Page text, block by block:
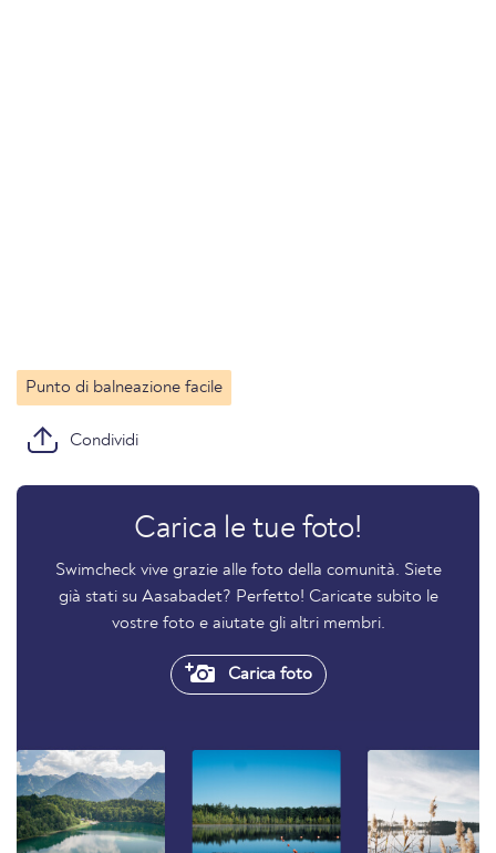
Punto di balneazione facile
Condividi
Carica le tue foto!
Swimcheck vive grazie alle foto della comunità. Siete
già stati su Aasabadet? Perfetto! Caricate subito le
vostre foto e aiutate gli altri membri.
Carica foto